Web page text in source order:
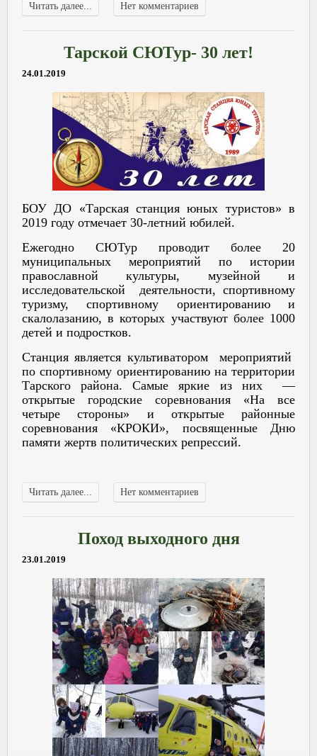
Читать далее... Нет комментариев
Тарской СЮТур- 30 лет!
24.01.2019
БОУ ДО «Тарская станция юных туристов» в
2019 году отмечает 30-летний юбилей.
Ежегодно СЮТур проводит более 20
муниципальных мероприятий по истории
православной культуры, музейной и
исследовательской деятельности, спортивному
туризму, спортивному ориентированию и
скалолазанию, в которых участвуют более 1000
детей и подростков.
Станция является культиватором мероприятий
по спортивному ориентированию на территории
Тарского района. Самые яркие из них —
открытые городские соревнования «На все
четыре стороны» и открытые районные
соревнования «КРОКИ», посвященные Дню
памяти жертв политических репрессий.
Читать далее... Нет комментариев
Поход выходного дня
23.01.2019